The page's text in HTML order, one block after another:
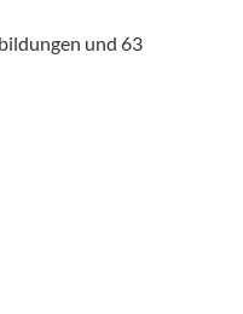
und 63